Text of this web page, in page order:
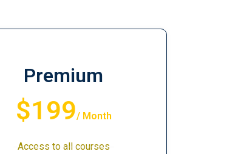
Premium
$199/ Month
Access to all courses